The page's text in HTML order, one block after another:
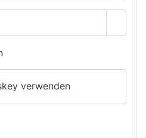
verwenden